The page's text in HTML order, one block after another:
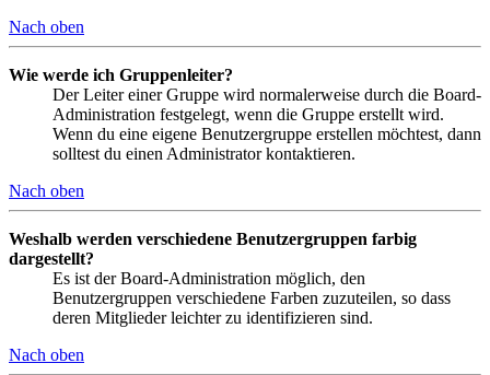
Nach oben
Wie werde ich Gruppenleiter?
Der Leiter einer Gruppe wird normalerweise durch die Board-
Administration festgelegt, wenn die Gruppe erstellt wird.
Wenn du eine eigene Benutzergruppe erstellen möchtest, dann
solltest du einen Administrator kontaktieren.
Nach oben
Weshalb werden verschiedene Benutzergruppen farbig
dargestellt?
Es ist der Board-Administration möglich, den
Benutzergruppen verschiedene Farben zuzuteilen, so dass
deren Mitglieder leichter zu identifizieren sind.
Nach oben